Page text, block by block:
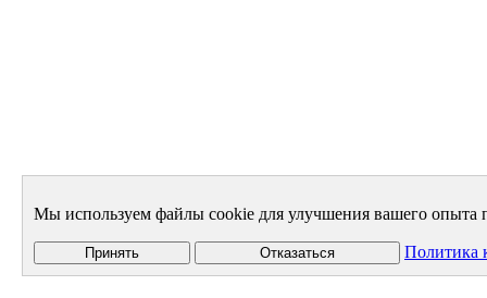
Мы используем файлы cookie для улучшения вашего опыта
Принять Отказаться Политика